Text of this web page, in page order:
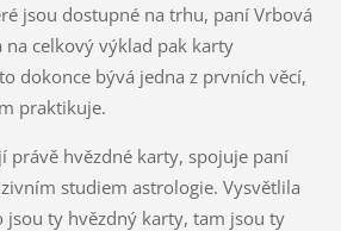
jsou dostupné na trhu, paní Vrbová
na celkový výklad pak karty
dokonce bývá jedna z prvních věcí,
praktikuje.
právě hvězdné karty, spojuje paní
studiem astrologie. Vysvětlila
jsou ty hvězdný karty, tam jsou ty